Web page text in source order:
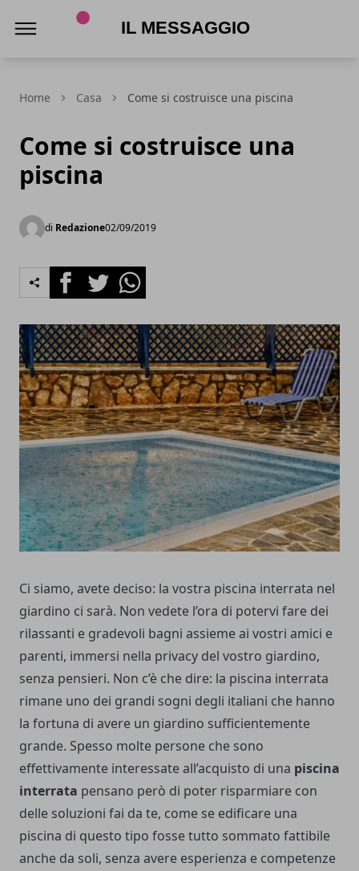
Home Casa Come si costruisce una piscina
Come si costruisce una
piscina
di Redazione02/09/2019
FacebookTwitterWhatsapp
Ci siamo, avete deciso: la vostra piscina interrata nel
giardino ci sarà. Non vedete l’ora di potervi fare dei
rilassanti e gradevoli bagni assieme ai vostri amici e
parenti, immersi nella privacy del vostro giardino,
senza pensieri. Non c’è che dire: la piscina interrata
rimane uno dei grandi sogni degli italiani che hanno
la fortuna di avere un giardino sufficientemente
grande. Spesso molte persone che sono
effettivamente interessate all’acquisto di una piscina
interrata pensano però di poter risparmiare con
delle soluzioni fai da te, come se edificare una
piscina di questo tipo fosse tutto sommato fattibile
anche da soli, senza avere esperienza e competenze